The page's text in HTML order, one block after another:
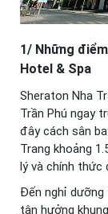
1/ Những
Hotel & Spa
Sheraton Nha
Trần Phú ngay
đây cách sân
Trang khoảng
lý và chính thức
Đến nghỉ dưỡng
tận hưởng